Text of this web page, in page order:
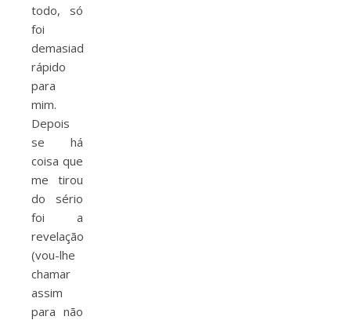
todo, só
foi
demasiado
rápido
para
mim.
Depois
se há
coisa que
me tirou
do sério
foi a
revelação
(vou-lhe
chamar
assim
para não